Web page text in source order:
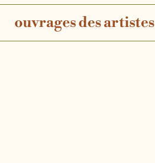
ouvrages des artistes